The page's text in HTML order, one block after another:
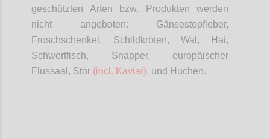
geschützten Arten bzw. Produkten werden
nicht angeboten: Gänsestopfleber,
Froschschenkel, Schildkröten, Wal, Hai,
Schwertfisch, Snapper, europäischer
Flussaal, Stör (incl. Kaviar), und Huchen.